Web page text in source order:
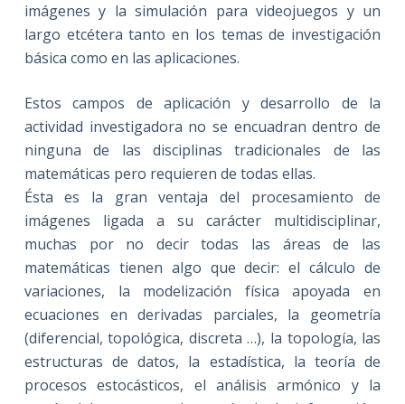
imágenes y la simulación para videojuegos y un
largo etcétera tanto en los temas de investigación
básica como en las aplicaciones.
Estos campos de aplicación y desarrollo de la
actividad investigadora no se encuadran dentro de
ninguna de las disciplinas tradicionales de las
matemáticas pero requieren de todas ellas.
Ésta es la gran ventaja del procesamiento de
imágenes ligada a su carácter multidisciplinar,
muchas por no decir todas las áreas de las
matemáticas tienen algo que decir: el cálculo de
variaciones, la modelización física apoyada en
ecuaciones en derivadas parciales, la geometría
(diferencial, topológica, discreta …), la topología, las
estructuras de datos, la estadística, la teoría de
procesos estocásticos, el análisis armónico y la